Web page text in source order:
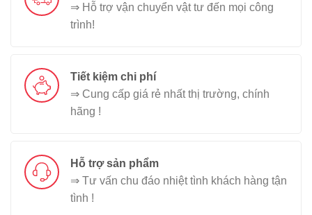
⇒ Hỗ trợ vận chuyển vật tư đến mọi công
trình!
Tiết kiệm chi phí
⇒ Cung cấp giá rẻ nhất thị trường, chính
hãng !
Hỗ trợ sản phẩm
⇒ Tư vấn chu đáo nhiệt tình khách hàng tận
tình !